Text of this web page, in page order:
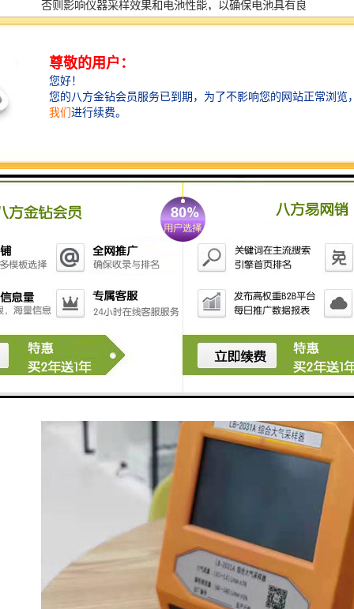
否则影响仪器采样效果和电池性能，以确保电池具有良
好工作性能。 4、在运输、使用过程中应尽量避免强烈
的震动碰撞及防止灰尘、雨、雪的侵袭。 5、现场采样
时，应确认使用220V交流电，防止误接其它工业电源而
损坏采样器。 6、关机后应间隔5秒钟以上才能再开